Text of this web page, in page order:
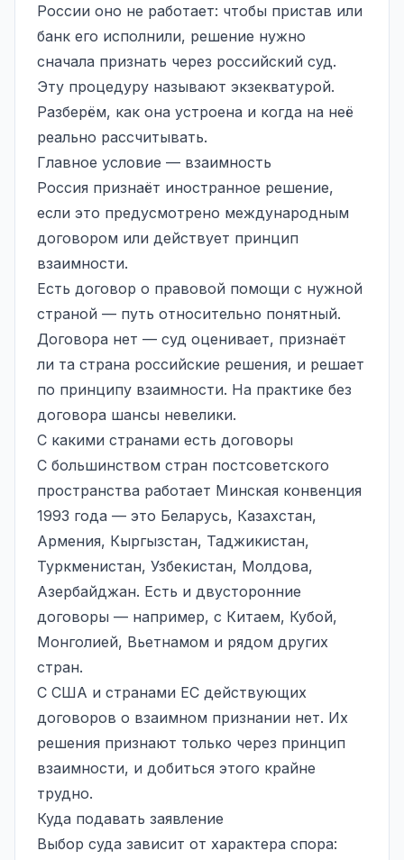
России оно не работает: чтобы пристав или
банк его исполнили, решение нужно
сначала признать через российский суд.
Эту процедуру называют экзекватурой.
Разберём, как она устроена и когда на неё
реально рассчитывать.
Главное условие — взаимность
Россия признаёт иностранное решение,
если это предусмотрено международным
договором или действует принцип
взаимности.
Есть договор о правовой помощи с нужной
страной — путь относительно понятный.
Договора нет — суд оценивает, признаёт
ли та страна российские решения, и решает
по принципу взаимности. На практике без
договора шансы невелики.
С какими странами есть договоры
С большинством стран постсоветского
пространства работает Минская конвенция
1993 года — это Беларусь, Казахстан,
Армения, Кыргызстан, Таджикистан,
Туркменистан, Узбекистан, Молдова,
Азербайджан. Есть и двусторонние
договоры — например, с Китаем, Кубой,
Монголией, Вьетнамом и рядом других
стран.
С США и странами ЕС действующих
договоров о взаимном признании нет. Их
решения признают только через принцип
взаимности, и добиться этого крайне
трудно.
Куда подавать заявление
Выбор суда зависит от характера спора: